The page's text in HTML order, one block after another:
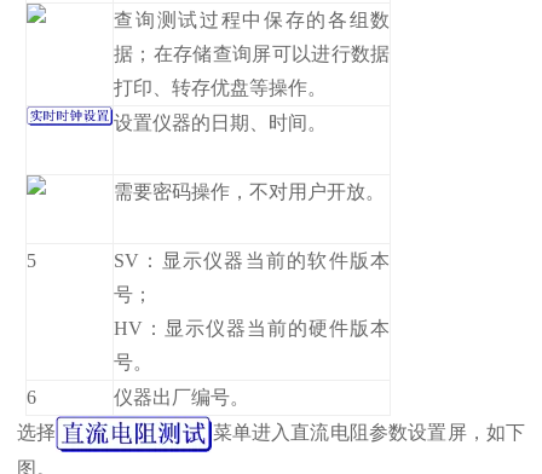
查询测试过程中保存的各组数
据；在存储查询屏可以进行数据
打印、转存优盘等操作。
设置仪器的日期、时间。
需要密码操作，不对用户开放。
5
SV：显示仪器当前的软件版本
号；
HV：显示仪器当前的硬件版本
号。
6
仪器出厂编号。
选择
菜单进入直流电阻参数设置屏，如下
图。